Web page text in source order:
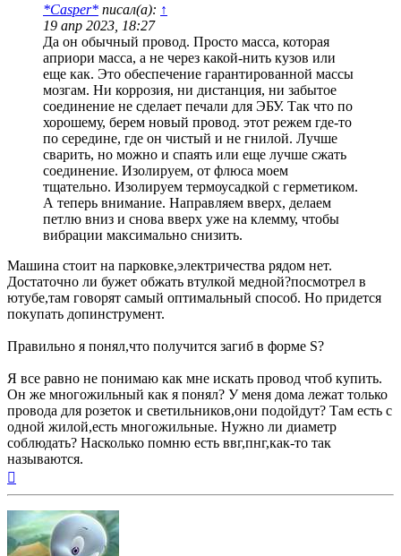
*Casper* писал(а): ↑
19 апр 2023, 18:27
Да он обычный провод. Просто масса, которая
априори масса, а не через какой-нить кузов или
еще как. Это обеспечение гарантированной массы
мозгам. Ни коррозия, ни дистанция, ни забытое
соединение не сделает печали для ЭБУ. Так что по
хорошему, берем новый провод. этот режем где-то
по середине, где он чистый и не гнилой. Лучше
сварить, но можно и спаять или еще лучше сжать
соединение. Изолируем, от флюса моем
тщательно. Изолируем термоусадкой с герметиком.
А теперь внимание. Направляем вверх, делаем
петлю вниз и снова вверх уже на клемму, чтобы
вибрации максимально снизить.
Машина стоит на парковке,электричества рядом нет.
Достаточно ли бужет обжать втулкой медной?посмотрел в
ютубе,там говорят самый оптимальный способ. Но придется
покупать допинструмент.
Правильно я понял,что получится загиб в форме S?
Я все равно не понимаю как мне искать провод чтоб купить.
Он же многожильный как я понял? У меня дома лежат только
провода для розеток и светильников,они подойдут? Там есть с
одной жилой,есть многожильные. Нужно ли диаметр
соблюдать? Насколько помню есть ввг,пнг,как-то так
называются.